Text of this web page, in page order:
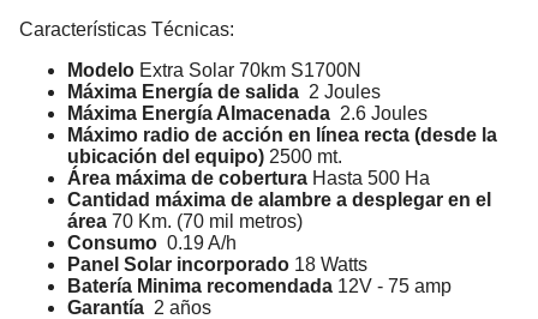
Características Técnicas:
Modelo Extra Solar 70km S1700N
Máxima Energía de salida 2 Joules
Máxima Energía Almacenada 2.6 Joules
Máximo radio de acción en línea recta (desde la
ubicación del equipo) 2500 mt.
Área máxima de cobertura Hasta 500 Ha
Cantidad máxima de alambre a desplegar en el
área 70 Km. (70 mil metros)
Consumo 0.19 A/h
Panel Solar incorporado 18 Watts
Batería Minima recomendada 12V - 75 amp
Garantía 2 años